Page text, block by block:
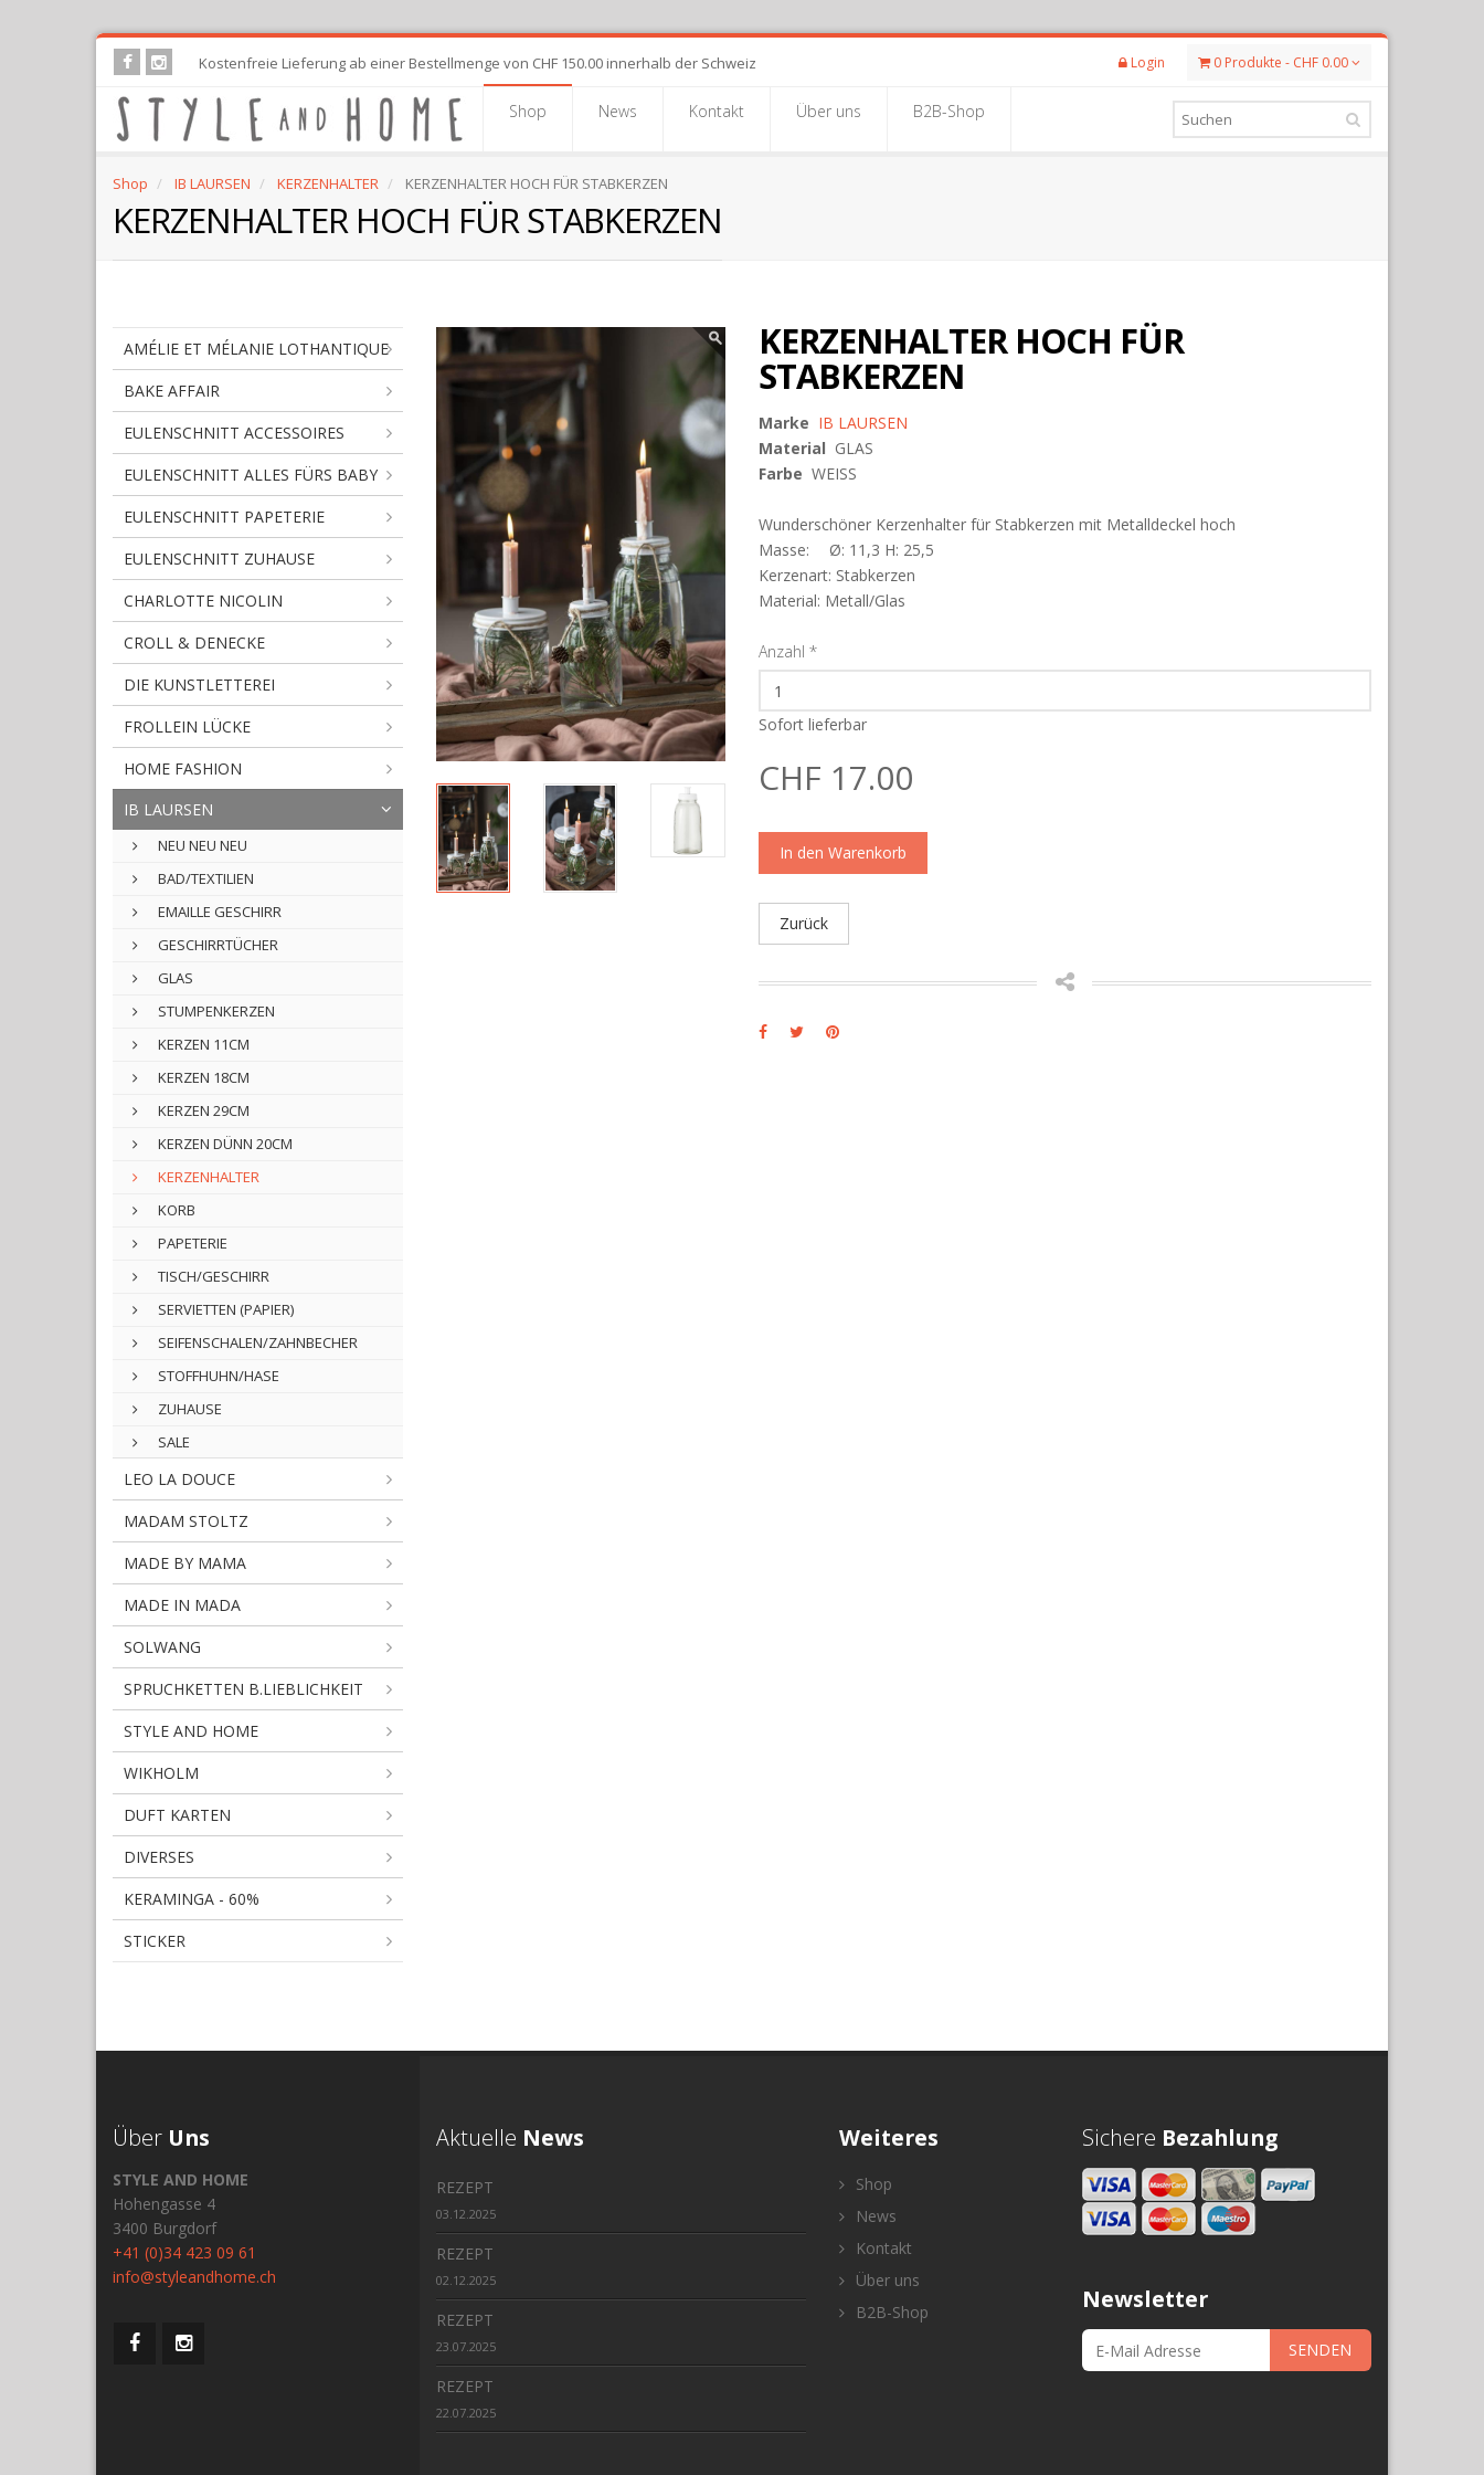
Skip
main
content
Kostenfreie Lieferung ab einer Bestellmenge von CHF 150.00 innerhalb der Schweiz Login 0 Produkte - CHF 0.00
Shop News Kontakt Über uns B2B-Shop
Shop IB LAURSEN KERZENHALTER KERZENHALTER HOCH FÜR STABKERZEN
KERZENHALTER HOCH FÜR STABKERZEN
AMÉLIE ET MÉLANIE LOTHANTIQUE
BAKE AFFAIR
EULENSCHNITT ACCESSOIRES
EULENSCHNITT ALLES FÜRS BABY
EULENSCHNITT PAPETERIE
EULENSCHNITT ZUHAUSE
CHARLOTTE NICOLIN
CROLL & DENECKE
DIE KUNSTLETTEREI
FROLLEIN LÜCKE
HOME FASHION
IB LAURSEN
NEU NEU NEU
BAD/TEXTILIEN
EMAILLE GESCHIRR
GESCHIRRTÜCHER
GLAS
STUMPENKERZEN
KERZEN 11CM
KERZEN 18CM
KERZEN 29CM
KERZEN DÜNN 20CM
KERZENHALTER
KORB
PAPETERIE
TISCH/GESCHIRR
SERVIETTEN (PAPIER)
SEIFENSCHALEN/ZAHNBECHER
STOFFHUHN/HASE
ZUHAUSE
SALE
LEO LA DOUCE
MADAM STOLTZ
MADE BY MAMA
MADE IN MADA
SOLWANG
SPRUCHKETTEN B.LIEBLICHKEIT
STYLE AND HOME
WIKHOLM
DUFT KARTEN
DIVERSES
KERAMINGA - 60%
STICKER
KERZENHALTER HOCH FÜR
STABKERZEN
Marke IB LAURSEN
Material GLAS
Farbe WEISS
Wunderschöner Kerzenhalter für Stabkerzen mit Metalldeckel hoch
Masse: Ø: 11,3 H: 25,5
Kerzenart: Stabkerzen
Material: Metall/Glas
Anzahl *
Sofort lieferbar
CHF 17.00
In den Warenkorb
Zurück
Über Uns
STYLE AND HOME
Hohengasse 4
3400 Burgdorf
+41 (0)34 423 09 61
info@styleandhome.ch
Aktuelle News
REZEPT
03.12.2025
REZEPT
02.12.2025
REZEPT
23.07.2025
REZEPT
22.07.2025
Weiteres
Shop
News
Kontakt
Über uns
B2B-Shop
Sichere Bezahlung
Newsletter
SENDEN